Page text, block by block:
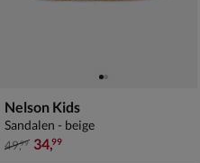
Nelson Kids
Sandalen - beige
van € 49,99 voor € 34,99
49,99 34,99